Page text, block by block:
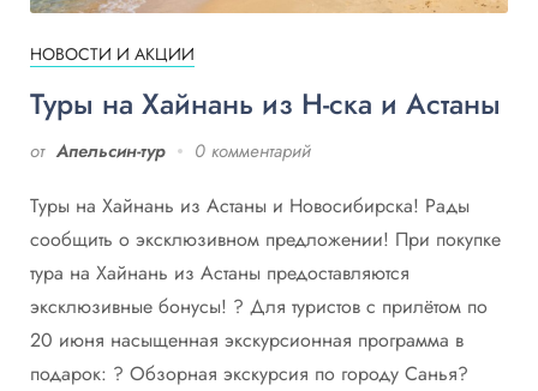
НОВОСТИ И АКЦИИ
Туры на Хайнань из Н-ска и Астаны
от Апельсин-тур 0 комментарий
Туры на Хайнань из Астаны и Новосибирска! Рады
сообщить о эксклюзивном предложении! При покупке
тура на Хайнань из Астаны предоставляются
эксклюзивные бонусы! ? Для туристов с прилётом по
20 июня насыщенная экскурсионная программа в
подарок: ? Обзорная экскурсия по городу Санья?